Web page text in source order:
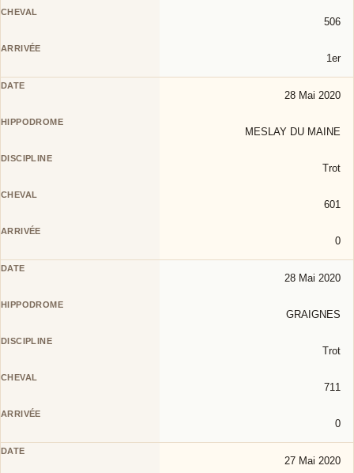
506
1er
28 Mai 2020
MESLAY DU MAINE
Trot
601
0
28 Mai 2020
GRAIGNES
Trot
711
0
27 Mai 2020